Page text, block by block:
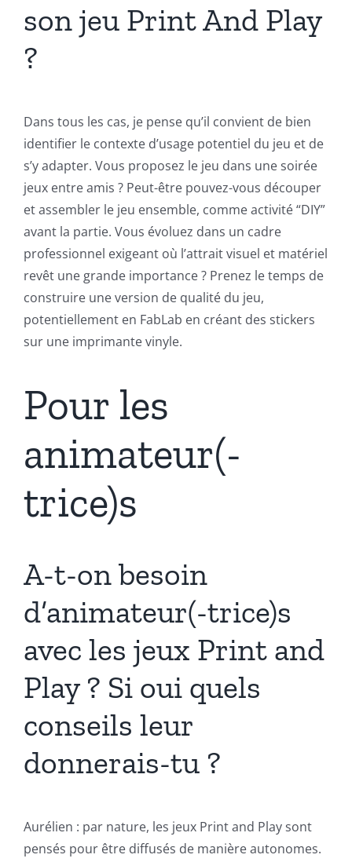
son jeu Print And Play
?
Dans tous les cas, je pense qu’il convient de bien
identifier le contexte d’usage potentiel du jeu et de
s’y adapter. Vous proposez le jeu dans une soirée
jeux entre amis ? Peut-être pouvez-vous découper
et assembler le jeu ensemble, comme activité “DIY”
avant la partie. Vous évoluez dans un cadre
professionnel exigeant où l’attrait visuel et matériel
revêt une grande importance ? Prenez le temps de
construire une version de qualité du jeu,
potentiellement en FabLab en créant des stickers
sur une imprimante vinyle.
Pour les
animateur(-
trice)s
A-t-on besoin
d’animateur(-trice)s
avec les jeux Print and
Play ? Si oui quels
conseils leur
donnerais-tu ?
Aurélien : par nature, les jeux Print and Play sont
pensés pour être diffusés de manière autonomes.